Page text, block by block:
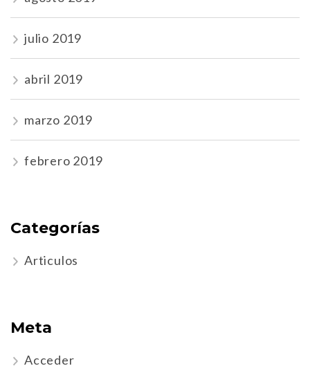
julio 2019
abril 2019
marzo 2019
febrero 2019
Categorías
Articulos
Meta
Acceder